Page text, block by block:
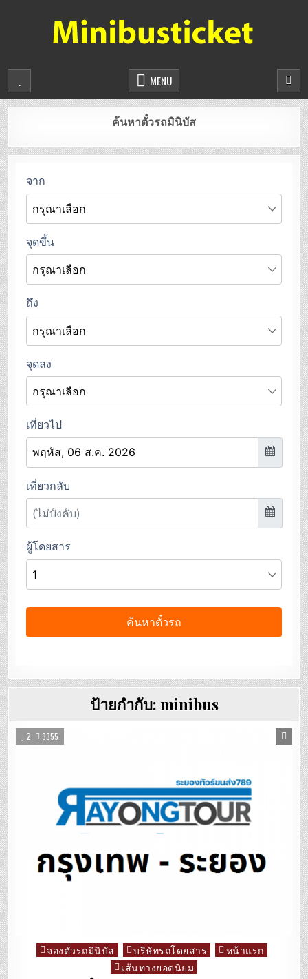
จองตั๋วรถมินิบัสออนไลน์
MENU
ค้นหาตั๋วรถมินิบัส
ป้ายกำกับ: minibus
2 3355
Posted
จองตั๋วรถมินิบัส บริษัทรถโดยสาร
หน้าแรก
เส้นทางยอดนิยม